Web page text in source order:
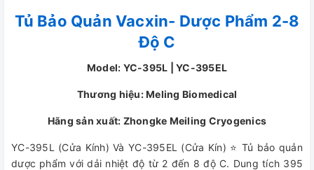
Tủ Bảo Quản Vacxin- Dược Phẩm 2-8
Độ C
Model: YC-395L | YC-395EL
Thương hiệu: Meling Biomedical
Hãng sản xuất: Zhongke Meiling Cryogenics
YC-395L (Cửa Kính) Và YC-395EL (Cửa Kín) ⭐ Tủ bảo quản
dược phẩm với dải nhiệt độ từ 2 đến 8 độ C. Dung tích 395